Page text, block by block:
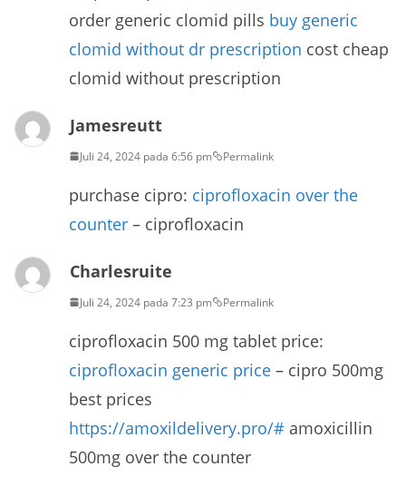
order generic clomid pills buy generic
clomid without dr prescription cost cheap
clomid without prescription
Jamesreutt
Juli 24, 2024 pada 6:56 pm Permalink
purchase cipro: ciprofloxacin over the
counter – ciprofloxacin
Charlesruite
Juli 24, 2024 pada 7:23 pm Permalink
ciprofloxacin 500 mg tablet price:
ciprofloxacin generic price – cipro 500mg
best prices
https://amoxildelivery.pro/# amoxicillin
500mg over the counter